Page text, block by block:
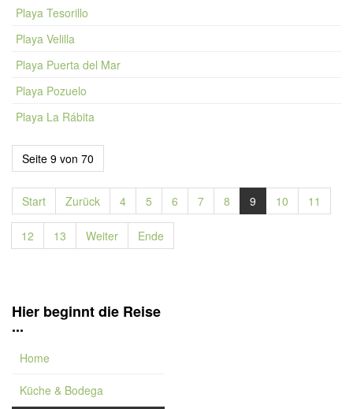
Playa Tesorillo
Playa Velilla
Playa Puerta del Mar
Playa Pozuelo
Playa La Rábita
Seite 9 von 70
Start Zurück 4 5 6 7 8 9 10 11
12 13 Weiter Ende
Hier beginnt die Reise
...
Home
Küche & Bodega